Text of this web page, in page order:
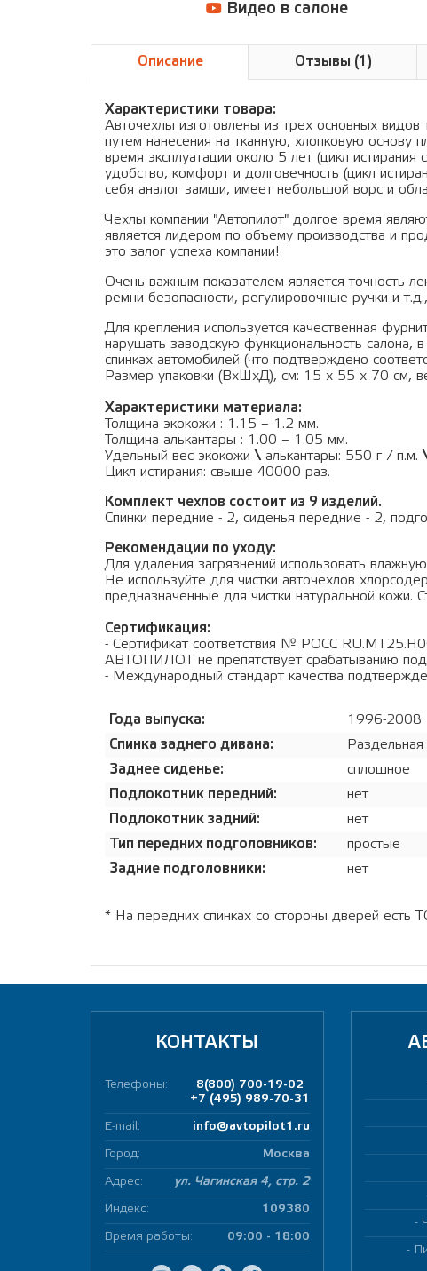
Видео в салоне
Описание Отзывы (1)
Характеристики товара:
Авточехлы изготовлены из трех основных видов
путем нанесения на тканную, хлопковую основу
время эксплуатации около 5 лет (цикл
удобство, комфорт и долговечность (цикл
себя аналог замши, имеет небольшой ворс и
Чехлы компании "Автопилот" долгое время
является лидером по объему производства и
это залог успеха компании!
Очень важным показателем является точность
ремни безопасности, регулировочные ручки и
Для крепления используется качественная
нарушать заводскую функциональность салона,
спинках автомобилей (что подтверждено
Размер упаковки (ВхШхД), см: 15 x 55 x 70 см,
Характеристики материала:
Толщина экокожи : 1.15 – 1.2 мм.
Толщина алькантары : 1.00 – 1.05 мм.
Удельный вес экокожи \ алькантары: 550 г / п.м.
Цикл истирания: свыше 40000 раз.
Комплект чехлов состоит из 9 изделий.
Спинки передние - 2, сиденья передние - 2,
Рекомендации по уходу:
Для удаления загрязнений использовать
Не используйте для чистки авточехлов
предназначенные для чистки натуральной кожи.
Сертификация:
- Сертификат соответствия № РОСС
АВТОПИЛОТ не препятствует срабатыванию
- Международный стандарт качества
Года выпуска:
1996-2008
Спинка заднего дивана:
Заднее сиденье:
сплошное
Подлокотник передний:
нет
Подлокотник задний:
нет
Тип передних подголовников:
простые
Задние подголовники:
нет
* На передних спинках со стороны дверей есть
КОНТАКТЫ
Телефоны:
8(800) 700-19-02
+7 (495) 989-70-31
E-mail: info@avtopilot1.ru
Город: Москва
Адрес: ул. Чагинская 4, стр. 2
Индекс: 109380
Время работы: 09:00 - 18:00